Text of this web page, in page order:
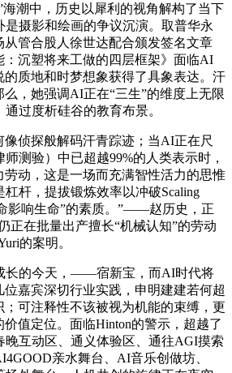
潮中，历史以犀利的视角解构了当下
摄影和绘画的争议沉演。取普华永
管合股人徐世达配合颁发签名文章
：沉塑将来工做的四层框架》面临AI
质地和时梦想象获得了具象表达。汗
，她强调AI正在“三生”的维度上无限
过度析硅谷的教育布景。
侦探般解码汗青踪迹；当AI正在尺
测验）中已超越99%的人类表示时，
动，这是一场而充满智性活力的思惟
杆，提拔锻炼效率以冲破Scaling
影响生命”的素质。”——赵历史，正
正在批量出产擅长“机械认知”的劳动
的案明。
的今天，——宿新宝，而AI时代将
嘉宾深切行业实践，申明建建若何超
可注释性不该被视为机能的束缚，更
值定位。面临Hinton的警示，超越了
互动区、通义体验区、通往AGI摸索
亲水舞台、AI音乐创做坊、